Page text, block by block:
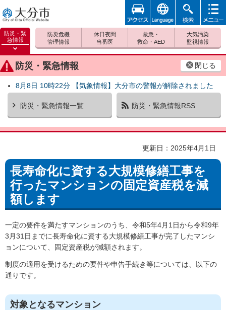
大分市
防災・緊
急情報
防災緊
急情報
を開く
防災・緊急情報 閉じる
8月8日 10時22分 【気象情報】大分市の警報が解除されました
防災・緊急情報一覧 防災・緊急情報RSS
防災危機
管理情報
休日夜間
当番医
救急・
救命・AED
大気汚染
監視情報
アクセ
ス
foreign 検索
メニュ
更新日：2025年4月1日
長寿命化に資する大規模修繕工事を
行ったマンションの固定資産税を減
額します
一定の要件を満たすマンションのうち、令和5年4月1日から令和9年
3月31日までに長寿命化に資する大規模修繕工事が完了したマンシ
ョンについて、固定資産税が減額されます。
制度の適用を受けるための要件や申告手続き等については、以下の
通りです。
対象となるマンション